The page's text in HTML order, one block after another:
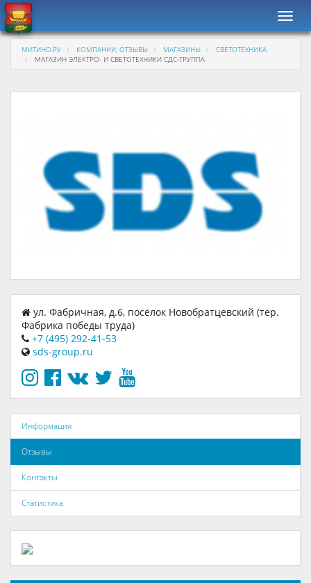
МИТИНО.РУ КОМПАНИИ, ОТЗЫВЫ МАГАЗИНЫ
СВЕТОТЕХНИКА
МАГАЗИН ЭЛЕКТРО- И СВЕТОТЕХНИКИ СДС-ГРУППА
ул. Фабричная, д.6, посёлок Новобратцевский (тер.
Фабрика победы труда)
+7 (495) 292-41-53
sds-group.ru
Информация
Отзывы
Контакты
Статистика